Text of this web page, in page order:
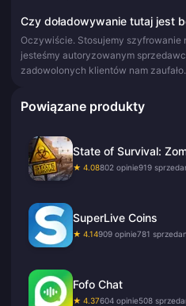
Czy doładowywanie tutaj jest
Oczywiście. Stosujemy szyfrowanie
jesteśmy autoryzowanym
zadowolonych klientów nam zaufało.
Powiązane produkty
State of Survival:
★ 4.08802 opinie919
SuperLive Coins
★ 4.14909 opinie781
Fofo Chat
★ 4.37604 opinie508